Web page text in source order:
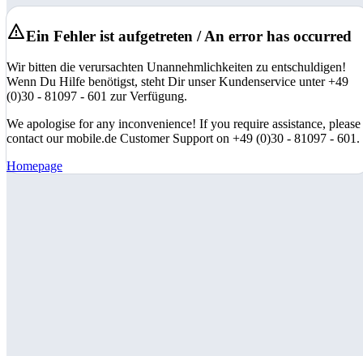
Ein Fehler ist aufgetreten / An error has occurred
Wir bitten die verursachten Unannehmlichkeiten zu entschuldigen!
Wenn Du Hilfe benötigst, steht Dir unser Kundenservice unter +49
(0)30 - 81097 - 601 zur Verfügung.
We apologise for any inconvenience! If you require assistance, please
contact our mobile.de Customer Support on +49 (0)30 - 81097 - 601.
Homepage